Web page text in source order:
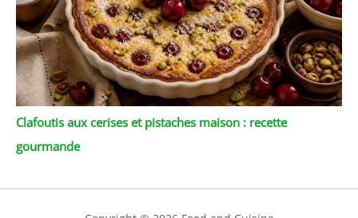
Clafoutis aux cerises et pistaches maison : recette
gourmande